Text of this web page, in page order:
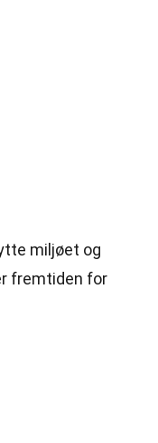
miljøet og
fremtiden for